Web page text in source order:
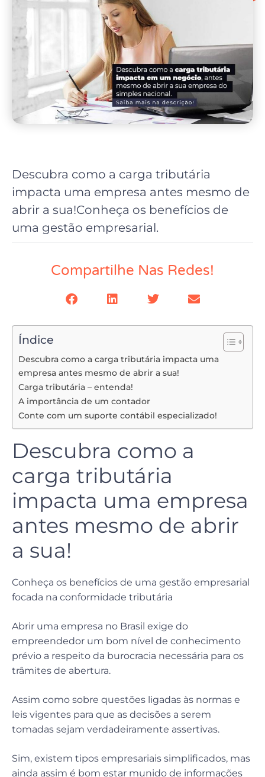
Descubra como a carga tributária
impacta uma empresa antes mesmo de
abrir a sua!Conheça os benefícios de
uma gestão empresarial.
Compartilhe Nas Redes!
Índice
Descubra como a carga tributária impacta uma
empresa antes mesmo de abrir a sua!
Carga tributária – entenda!
A importância de um contador
Conte com um suporte contábil especializado!
Descubra como a
carga tributária
impacta uma empresa
antes mesmo de abrir
a sua!
Conheça os benefícios de uma gestão empresarial
focada na conformidade tributária
Abrir uma empresa no Brasil exige do
empreendedor um bom nível de conhecimento
prévio a respeito da burocracia necessária para os
trâmites de abertura.
Assim como sobre questões ligadas às normas e
leis vigentes para que as decisões a serem
tomadas sejam verdadeiramente assertivas.
Sim, existem tipos empresariais simplificados, mas
ainda assim é bom estar munido de informações